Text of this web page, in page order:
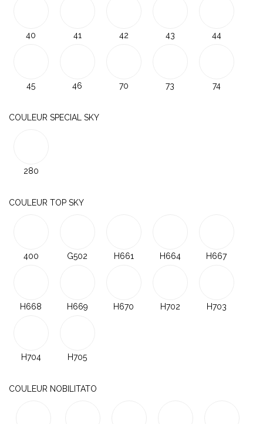
40 41 42 43 44
45 46 70 73 74
COULEUR SPECIAL SKY
280
COULEUR TOP SKY
400 G502 H661 H664 H667
H668 H669 H670 H702 H703
H704 H705
COULEUR NOBILITATO